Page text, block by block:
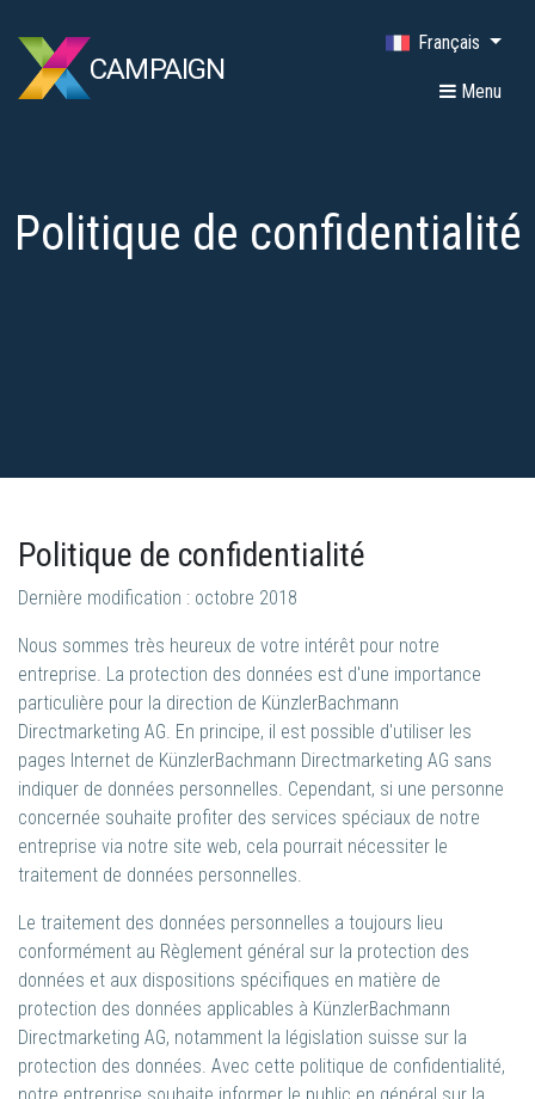
CAMPAIGN
Menu
Français
Politique de confidentialité
Politique de confidentialité
Dernière modification : octobre 2018
Nous sommes très heureux de votre intérêt pour notre
entreprise. La protection des données est d'une importance
particulière pour la direction de KünzlerBachmann
Directmarketing AG. En principe, il est possible d'utiliser les
pages Internet de KünzlerBachmann Directmarketing AG sans
indiquer de données personnelles. Cependant, si une personne
concernée souhaite profiter des services spéciaux de notre
entreprise via notre site web, cela pourrait nécessiter le
traitement de données personnelles.
Le traitement des données personnelles a toujours lieu
conformément au Règlement général sur la protection des
données et aux dispositions spécifiques en matière de
protection des données applicables à KünzlerBachmann
Directmarketing AG, notamment la législation suisse sur la
protection des données. Avec cette politique de confidentialité,